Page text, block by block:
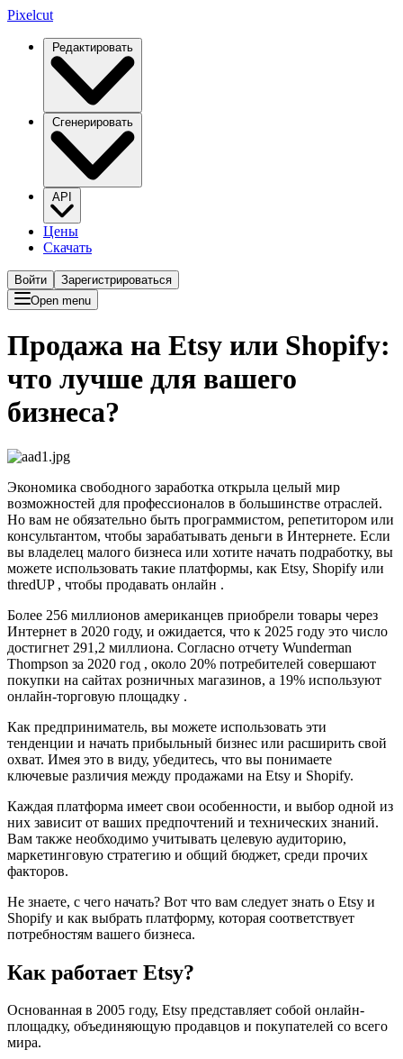
Pixelcut
Редактировать
Сгенерировать
API
Цены
Скачать
Войти
Зарегистрироваться
Open menu
Продажа на Etsy или Shopify:
что лучше для вашего
бизнеса?
Экономика свободного заработка открыла целый мир
возможностей для профессионалов в большинстве отраслей.
Но вам не обязательно быть программистом, репетитором или
консультантом, чтобы зарабатывать деньги в Интернете. Если
вы владелец малого бизнеса или хотите начать подработку, вы
можете использовать такие платформы, как Etsy, Shopify или
thredUP , чтобы продавать онлайн .
Более 256 миллионов американцев приобрели товары через
Интернет в 2020 году, и ожидается, что к 2025 году это число
достигнет 291,2 миллиона. Согласно отчету Wunderman
Thompson за 2020 год , около 20% потребителей совершают
покупки на сайтах розничных магазинов, а 19% используют
онлайн-торговую площадку .
Как предприниматель, вы можете использовать эти
тенденции и начать прибыльный бизнес или расширить свой
охват. Имея это в виду, убедитесь, что вы понимаете
ключевые различия между продажами на Etsy и Shopify.
Каждая платформа имеет свои особенности, и выбор одной из
них зависит от ваших предпочтений и технических знаний.
Вам также необходимо учитывать целевую аудиторию,
маркетинговую стратегию и общий бюджет, среди прочих
факторов.
Не знаете, с чего начать? Вот что вам следует знать о Etsy и
Shopify и как выбрать платформу, которая соответствует
потребностям вашего бизнеса.
Как работает Etsy?
Основанная в 2005 году, Etsy представляет собой онлайн-
площадку, объединяющую продавцов и покупателей со всего
мира.